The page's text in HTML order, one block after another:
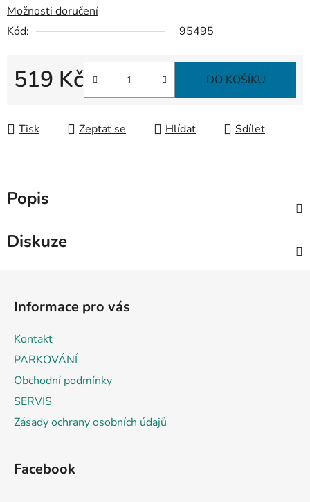
Možnosti doručení
Kód:
95495
519 Kč DO KOŠÍKU
Tisk Zeptat se Hlídat Sdílet
Popis
Diskuze
Informace pro vás
Kontakt
PARKOVÁNÍ
Obchodní podmínky
SERVIS
Zásady ochrany osobních údajů
Facebook